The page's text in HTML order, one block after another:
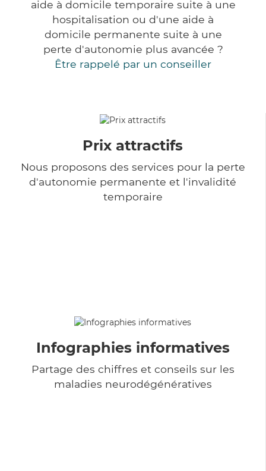
aide à domicile temporaire suite à une
hospitalisation ou d'une aide à
domicile permanente suite à une
perte d'autonomie plus avancée ?
Être rappelé par un conseiller
Prix attractifs
Nous proposons des services pour la perte
d'autonomie permanente et l'invalidité
temporaire
Infographies informatives
Partage des chiffres et conseils sur les
maladies neurodégénératives